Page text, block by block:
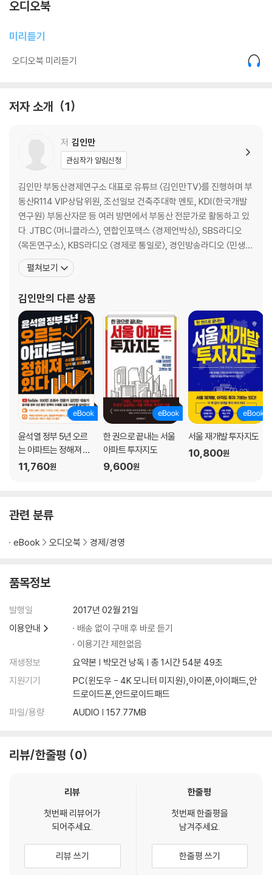
오디오북
미리듣기
오디오북 미리듣기
저자 소개 1
저 김인만
관심작가 알림신청
김인만 부동산경제연구소 대표로 유튜브 〈김인만TV〉를 진행하며 부
동산R114 VIP상담위원, 조선일보 건축주대학 멘토, KDI(한국개발
연구원) 부동산자문 등 여러 방면에서 부동산 전문가로 활동하고 있
다. JTBC 〈머니클라스〉, 연합인포맥스 〈경제언박싱〉, SBS라디오
〈목돈연구소〉, KBS라디오 〈경제로 통일로〉, 경인방송라디오 〈민생부
동산〉에 고정출연하고 있다. 또한 MBC <마리텔, 뉴스투데이, PD수
첩>, KBS<통합뉴스룸 ET, 더 라이브, 여유만만, 김제동 오늘밤>, S
KBS<생생토론, 대세남>
펼쳐보기
김인만의 다른 상품
윤석열 정부 5년 오르
는 아파트는 정해져 있
다
11,760원
한 권으로 끝내는 서울
아파트 투자지도
9,600원
서울 재개발 투자지도
10,800원
관련 분류
eBook 오디오북 경제/경영
품목정보
발행일
2017년 02월 21일
이용안내
배송 없이 구매 후 바로 듣기
이용기간 제한없음
재생정보
요약본 | 박모건 낭독 | 총 1시간 54분 49초
지원기기
PC(윈도우 - 4K 모니터 미지원),아이폰,아이패드,안
드로이드폰,안드로이드패드
파일/용량
AUDIO | 157.77MB
리뷰/한줄평 0
리뷰
첫번째 리뷰어가
되어주세요.
리뷰 쓰기
한줄평
첫번째 한줄평을
남겨주세요.
한줄평 쓰기